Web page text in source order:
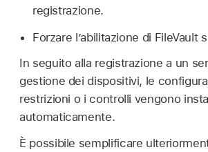
registrazione.
Forzare l’abilitazione di FileVault
In seguito alla registrazione a un
gestione dei dispositivi, le
restrizioni o i controlli vengono
automaticamente.
È possibile semplificare